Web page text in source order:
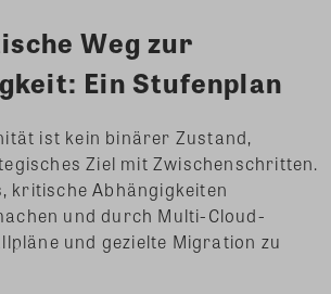
Weg zur
Ein Stufenplan
ist kein binärer Zustand,
Ziel mit Zwischenschritten.
kritische Abhängigkeiten
und durch Multi-Cloud-
und gezielte Migration zu